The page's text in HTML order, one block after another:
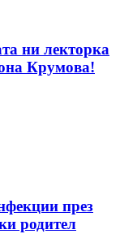
ни лекторка
Крумова!
през
родител